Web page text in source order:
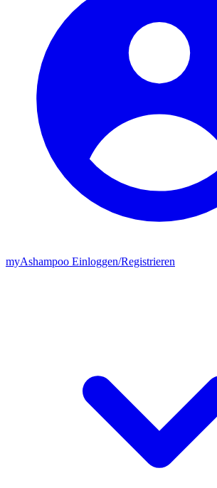
myAshampoo Einloggen/Registrieren